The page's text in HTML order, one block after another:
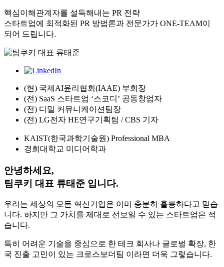
핵심이해관계자를 설득해내는 PR 전략
스타트업에 최적화된 PR 방법론과 전문가가 ONE-TEAM이
되어 드립니다.
Greeting
Message
(현) 국제AI윤리협회(IAAE) 부회장
(전) SaaS 스타트업 ‘스코디’ 공동창업자
(전) 디밀 커뮤니케이션팀장
(전) LG전자 HE연구기획팀 / CBS 기자
KAIST(한국과학기술원) Professional MBA
경희대학교 미디어학과
안녕하세요,
팀쿠키 대표 류태준 입니다.
우리는 세상의 모든 혁신기업은 이미 충분히 훌륭하다고 믿습
니다. 하지만 그 가치를 제대로 선보일 수 있는 스타트업은 적
습니다.
특히 어려운 기술을 중심으로 한 테크 회사나 글로벌 확장, 한
국 진출 고민이 있는 크로스보더팀 이라면 더욱 그렇습니다.